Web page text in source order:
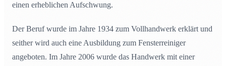
einen erheblichen Aufschwung.
Der Beruf wurde im Jahre 1934 zum Vollhandwerk erklärt und
seither wird auch eine Ausbildung zum Fensterreiniger
angeboten. Im Jahre 2006 wurde das Handwerk mit einer